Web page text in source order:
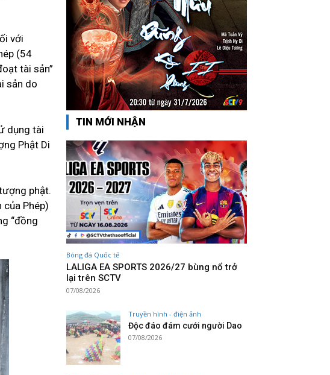
với
(54
tài sản”
sản do
dụng tài
Phật Di
phật.
của Phép)
“đồng
TIN MỚI NHẬN
Bóng đá Quốc tế
LALIGA EA SPORTS 2026/27 bùng nổ trở
lại trên SCTV
07/08/2026
Truyền hình - điện ảnh
Độc đáo đám cưới người Dao
07/08/2026